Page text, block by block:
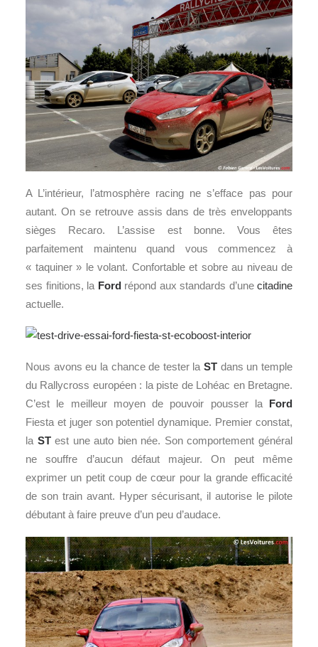
A L’intérieur, l’atmosphère racing ne s’efface pas pour
autant. On se retrouve assis dans de très enveloppants
sièges Recaro. L’assise est bonne. Vous êtes
parfaitement maintenu quand vous commencez à
« taquiner » le volant. Confortable et sobre au niveau de
ses finitions, la Fordrépond aux standards d’une citadine
actuelle.
Nous avons eu la chance de tester laST dans un temple
du Rallycross européen : la piste de Lohéac en Bretagne.
C’est le meilleur moyen de pouvoir pousser la Ford
Fiesta et juger son potentiel dynamique. Premier constat,
la STest une auto bien née. Son comportement général
ne souffre d’aucun défaut majeur. On peut même
exprimer un petit coup de cœur pour la grande efficacité
de son train avant. Hyper sécurisant, il autorise le pilote
débutant à faire preuve d’un peu d’audace.